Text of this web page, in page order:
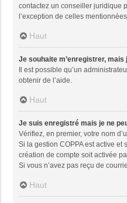
contactez un conseiller juridique
l’exception de celles
Haut
Je souhaite m’enregistrer, mais
Il est possible qu’un
obtenir de l’aide.
Haut
Je suis enregistré mais je ne
Vérifiez, en premier, votre nom
Si la gestion COPPA est active
création de compte soit activée
Si vous n’avez pas reçu de
Haut